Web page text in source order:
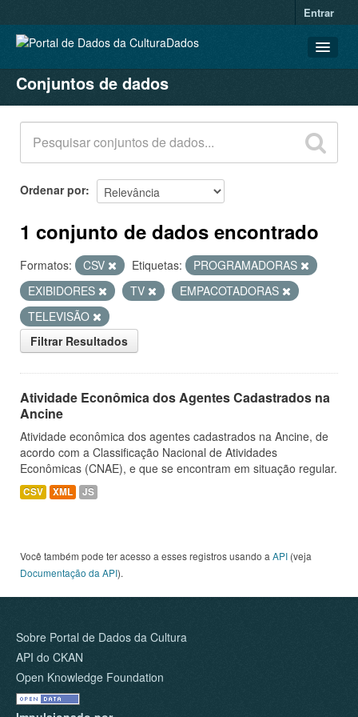
Entrar
CONJUNTOS DE DADOS
ORGANIZAÇÕES
GRUPOS
SOBRE
Conjuntos de dados
Ordenar por
1 conjunto de dados encontrado
Formatos: CSV Etiquetas:
PROGRAMADORAS
EXIBIDORES
TV
EMPACOTADORAS
TELEVISÃO
Filtrar Resultados
Atividade Econômica dos Agentes Cadastrados na
Ancine
Atividade econômica dos agentes cadastrados na Ancine, de
acordo com a Classificação Nacional de Atividades
Econômicas (CNAE), e que se encontram em situação regular.
CSV XML JS
Você também pode ter acesso a esses registros usando a API (veja
Documentação da API).
Sobre Portal de Dados da Cultura
API do CKAN
Open Knowledge Foundation